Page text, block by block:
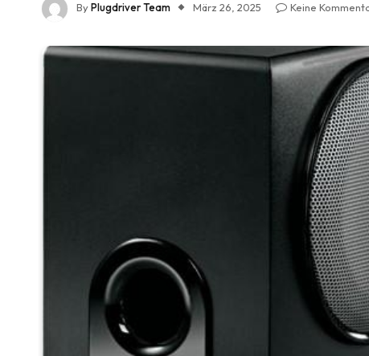
ByPlugdriver Team März 26, 2025 Keine